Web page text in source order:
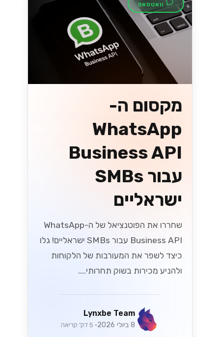
וואטסאפ
מקסום ה-
WhatsApp
Business API
עבור SMBs
ישראליים
שחררו את הפוטנציאל של ה-WhatsApp
Business API עבור SMBs ישראליים! גלו
כיצד לשפר את המעורבות של הלקוחות
ולהניע מכירות בשוק תחרותי....
Lynxbe Team
8 ביולי 2026 • 5 דק׳ קריאה